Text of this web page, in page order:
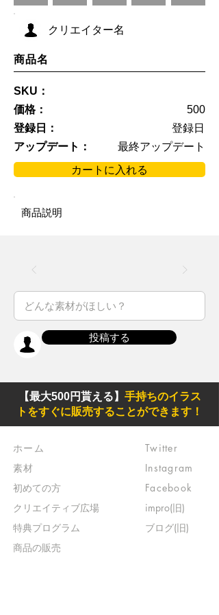
クリエイター名
商品名
SKU：
価格：
500
登録日：
登録日
アップデート：
最終アップデート
カートに入れる
商品説明
投稿する
【最大500円貰える】 手持ちのイラス
トをすぐに販売することができます！
ホーム
素材
初めての方
​クリエイティブ広場
​特典プログラム
​商品の販売
Twitter
Instagram
Facebook
impro(旧)​
ブログ(旧)